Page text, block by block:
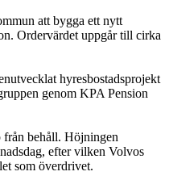
att bygga ett nytt
Ordervärdet uppgår till cirka
hyresbostadsprojekt
genom KPA Pension
från behåll. Höjningen
efter vilken Volvos
som överdrivet.